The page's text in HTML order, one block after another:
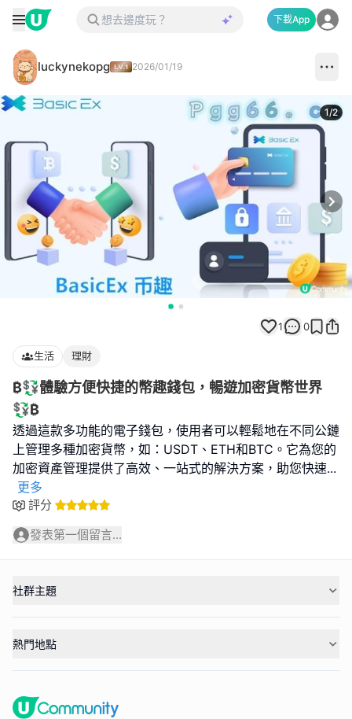
下載App
luckynekopg 2026/01/19
1/2
1 0
生活 理財
₿💱體驗方便快捷的幣趣錢包，暢遊加密貨幣世界
💱₿
透過這款多功能的電子錢包，使用者可以輕鬆地在不同公鏈
上管理多種加密貨幣，如：USDT、ETH和BTC。它為您的
加密資產管理提供了高效、一站式的解決方案，助您快速...
更多
評分
發表第一個留言...
社群主題
熱門地點